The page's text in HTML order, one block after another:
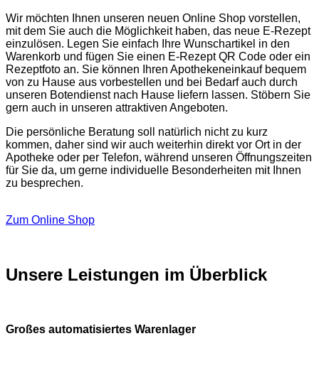
Wir möchten Ihnen unseren neuen Online Shop vorstellen,
mit dem Sie auch die Möglichkeit haben, das neue E-Rezept
einzulösen. Legen Sie einfach Ihre Wunschartikel in den
Warenkorb und fügen Sie einen E-Rezept QR Code oder ein
Rezeptfoto an. Sie können Ihren Apothekeneinkauf bequem
von zu Hause aus vorbestellen und bei Bedarf auch durch
unseren Botendienst nach Hause liefern lassen. Stöbern Sie
gern auch in unseren attraktiven Angeboten.
Die persönliche Beratung soll natürlich nicht zu kurz
kommen, daher sind wir auch weiterhin direkt vor Ort in der
Apotheke oder per Telefon, während unseren Öffnungszeiten
für Sie da, um gerne individuelle Besonderheiten mit Ihnen
zu besprechen.
Zum Online Shop
Unsere Leistungen im Überblick
Großes automatisiertes Warenlager